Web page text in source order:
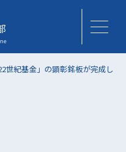
世紀基金」の顕彰銘板が完成しま